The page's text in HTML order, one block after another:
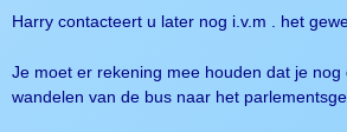
Harry contacteert u later nog i.v.m . het
Je moet er rekening mee houden dat je
wandelen van de bus naar het